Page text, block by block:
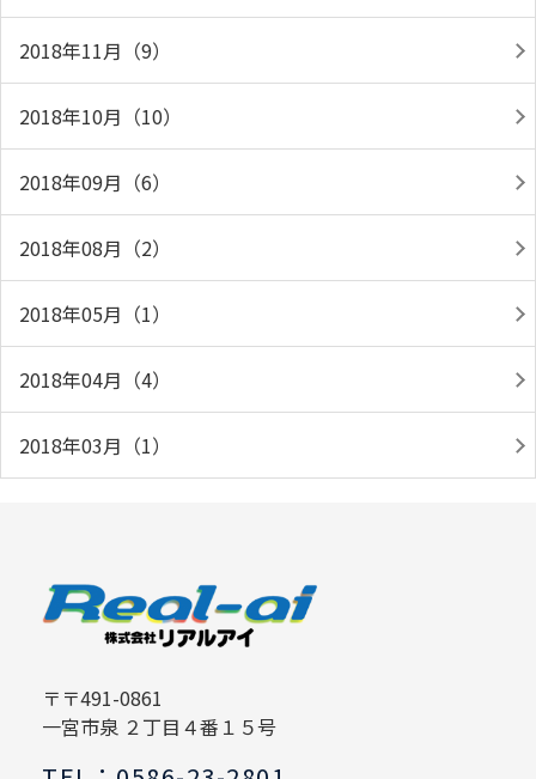
2018年11月（9）
2018年10月（10）
2018年09月（6）
2018年08月（2）
2018年05月（1）
2018年04月（4）
2018年03月（1）
〒〒491-0861
一宮市泉 ２丁目４番１５号